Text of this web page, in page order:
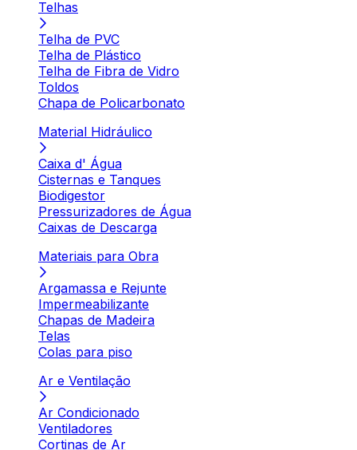
Telhas
Telha de PVC
Telha de Plástico
Telha de Fibra de Vidro
Toldos
Chapa de Policarbonato
Material Hidráulico
Caixa d' Água
Cisternas e Tanques
Biodigestor
Pressurizadores de Água
Caixas de Descarga
Materiais para Obra
Argamassa e Rejunte
Impermeabilizante
Chapas de Madeira
Telas
Colas para piso
Ar e Ventilação
Ar Condicionado
Ventiladores
Cortinas de Ar